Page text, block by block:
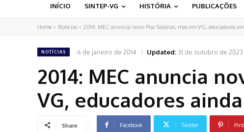
INÍCIO SINTEP-VG HISTÓRIA PUBLICAÇÕES
Home Notícias 2014: MEC anuncia novo Piso Salarial, mas em VG, educadores
NOTÍCIAS 6 de janeiro de 2014 Updated: 31 de outubro de 2023
2014: MEC anuncia
VG, educadores
Share Facebook Twitter